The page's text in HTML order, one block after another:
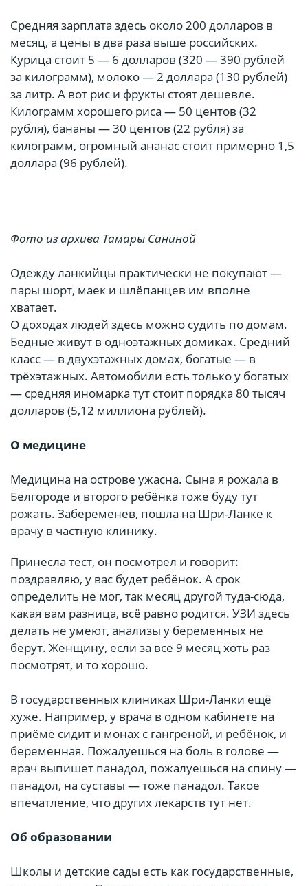
Средняя зарплата здесь около 200 долларов в
месяц, а цены в два раза выше российских.
Курица стоит 5 — 6 долларов (320 — 390 рублей
за килограмм), молоко — 2 доллара (130 рублей)
за литр. А вот рис и фрукты стоят дешевле.
Килограмм хорошего риса — 50 центов (32
рубля), бананы — 30 центов (22 рубля) за
килограмм, огромный ананас стоит примерно 1,5
доллара (96 рублей).
Фото из архива Тамары Саниной
Одежду ланкийцы практически не покупают —
пары шорт, маек и шлёпанцев им вполне
хватает.
О доходах людей здесь можно судить по домам.
Бедные живут в одноэтажных домиках. Средний
класс — в двухэтажных домах, богатые — в
трёхэтажных. Автомобили есть только у богатых
— средняя иномарка тут стоит порядка 80 тысяч
долларов (5,12 миллиона рублей).
О медицине
Медицина на острове ужасна. Сына я рожала в
Белгороде и второго ребёнка тоже буду тут
рожать. Забеременев, пошла на Шри-Ланке к
врачу в частную клинику.
Принесла тест, он посмотрел и говорит:
поздравляю, у вас будет ребёнок. А срок
определить не мог, так месяц другой туда-сюда,
какая вам разница, всё равно родится. УЗИ здесь
делать не умеют, анализы у беременных не
берут. Женщину, если за все 9 месяц хоть раз
посмотрят, и то хорошо.
В государственных клиниках Шри-Ланки ещё
хуже. Например, у врача в одном кабинете на
приёме сидит и монах с гангреной, и ребёнок, и
беременная. Пожалуешься на боль в голове —
врач выпишет панадол, пожалуешься на спину —
панадол, на суставы — тоже панадол. Такое
впечатление, что других лекарств тут нет.
Об образовании
Школы и детские сады есть как государственные,